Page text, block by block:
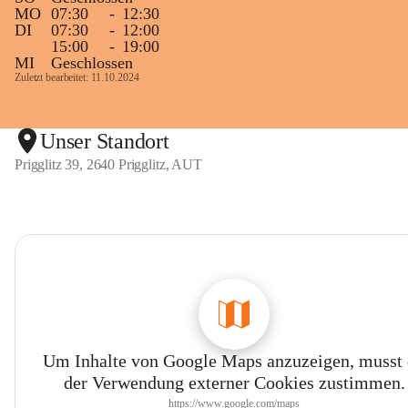
MO 07:30 - 12:30
DI
07:30 - 12:00
15:00
- 19:00
MI
Geschlossen
Zuletzt bearbeitet: 11.10.2024
Unser Standort
Prigglitz 39, 2640 Prigglitz, AUT
Um Inhalte von Google Maps anzuzeigen, musst
der Verwendung externer Cookies zustimmen.
https://www.google.com/maps